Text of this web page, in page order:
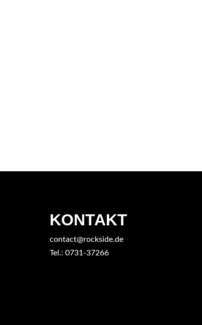
KONTAKT
contact@rockside.de
Tel.: 0731-37266